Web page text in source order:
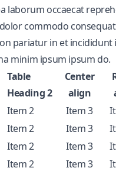
laborum occaecat
commodo
pariatur in et incididunt
minim ipsum ipsum do.
Table
Heading 2
Center
align
Item 2 Item 3
Item 2 Item 3
Item 2 Item 3
Item 2 Item 3